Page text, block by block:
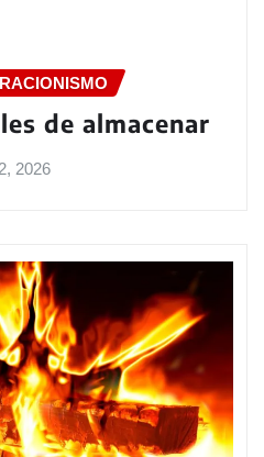
de almacenar
2026